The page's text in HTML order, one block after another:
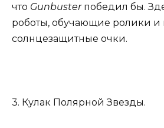
что Gunbusterпобедил бы.
роботы, обучающие ролики и
солнцезащитные очки.
3. Кулак Полярной Звезды.